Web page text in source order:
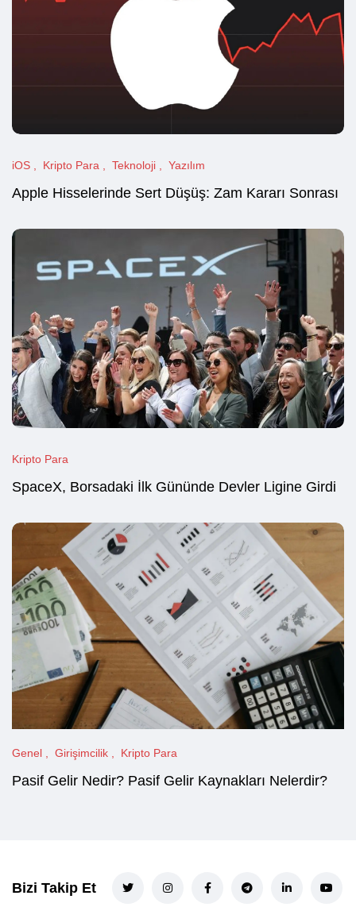
iOS Kripto Para Teknoloji Yazılım
Apple Hisselerinde Sert Düşüş: Zam Kararı Sonrası
Kripto Para
SpaceX, Borsadaki İlk Gününde Devler Ligine Girdi
Genel Girişimcilik Kripto Para
Pasif Gelir Nedir? Pasif Gelir Kaynakları Nelerdir?
Bizi Takip Et